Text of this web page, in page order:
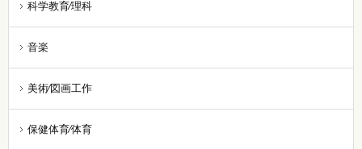
科学教育⁄理科
音楽
美術⁄図画工作
保健体育⁄体育